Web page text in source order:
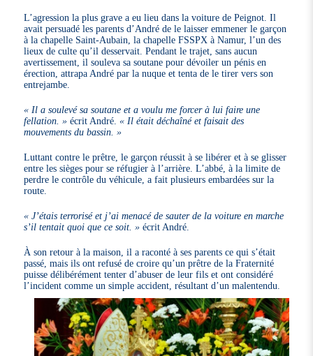
L’agression la plus grave a eu lieu dans la voiture de Peignot. Il
avait persuadé les parents d’André de le laisser emmener le garçon
à la chapelle Saint-Aubain, la chapelle FSSPX à Namur, l’un des
lieux de culte qu’il desservait. Pendant le trajet, sans aucun
avertissement, il souleva sa soutane pour dévoiler un pénis en
érection, attrapa André par la nuque et tenta de le tirer vers son
entrejambe.
« Il a soulevé sa soutane et a voulu me forcer à lui faire une
fellation. » écrit André.« Il était déchaîné et faisait des
mouvements du bassin. »
Luttant contre le prêtre, le garçon réussit à se libérer et à se glisser
entre les sièges pour se réfugier à l’arrière. L’abbé, à la limite de
perdre le contrôle du véhicule, a fait plusieurs embardées sur la
route.
« J’étais terrorisé et j’ai menacé de sauter de la voiture en marche
s’il tentait quoi que ce soit. » écrit André.
À son retour à la maison, il a raconté à ses parents ce qui s’était
passé, mais ils ont refusé de croire qu’un prêtre de la Fraternité
puisse délibérément tenter d’abuser de leur fils et ont considéré
l’incident comme un simple accident, résultant d’un malentendu.